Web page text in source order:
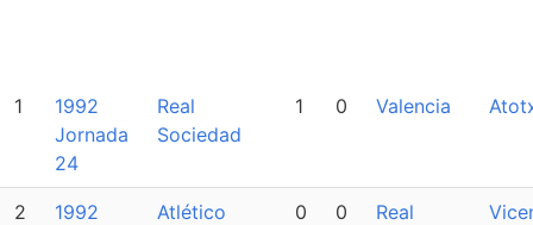
1
1992
Jornada
24
Real
Sociedad
1 0 Valencia
2
1992
Atlético
0 0
Real